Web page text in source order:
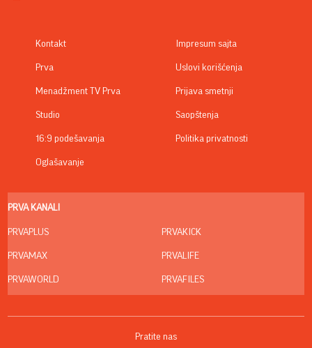
Kontakt
Prva
Menadžment TV Prva
Studio
16:9 podešavanja
Oglašavanje
Impresum sajta
Uslovi korišćenja
Prijava smetnji
Saopštenja
Politika privatnosti
PRVA KANALI
PRVAPLUS
PRVAMAX
PRVAWORLD
PRVAKICK
PRVALIFE
PRVAFILES
Pratite nas